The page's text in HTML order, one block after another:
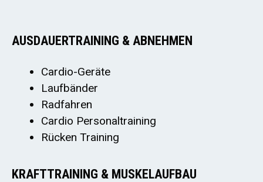
AUSDAUERTRAINING & ABNEHMEN
Cardio-Geräte
Laufbänder
Radfahren
Cardio Personaltraining
Rücken Training
KRAFTTRAINING & MUSKELAUFBAU